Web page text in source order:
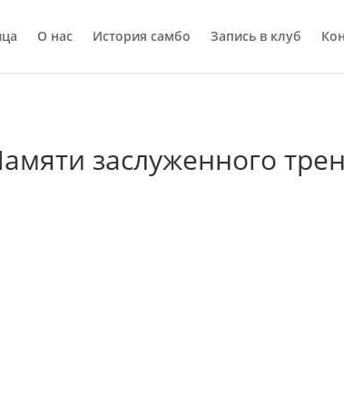
О нас История самбо Запись в клуб
заслуженного